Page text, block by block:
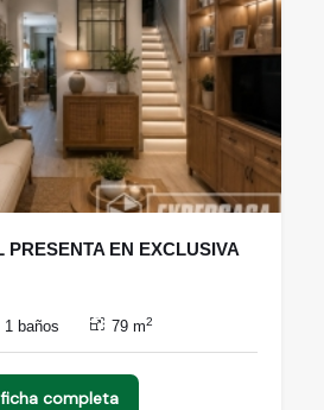
EN EXCLUSIVA
1 baños 79 m2
completa